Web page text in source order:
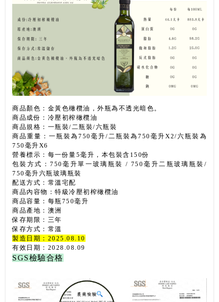
商品顏色：金黃色橄欖油，外瓶為不透光暗色。
商品成份：冷壓初榨橄欖油
商品規格：一瓶裝/二瓶裝/六瓶裝
商品重量：一瓶裝為750毫升/ 二瓶裝為750 毫升X2/六瓶裝為
750 毫升X6
營養標示：每一份量5毫升，本包裝含150份
包裝方式：750毫升單一玻璃瓶裝 / 750 毫升二瓶玻璃瓶裝 /
750 毫升六瓶玻璃瓶裝
配送方式：常溫宅配
商品內容物：特級冷壓初榨橄欖油
商品容量：每瓶750毫升
商品產地：澳洲
保存期限：三年
保存方式：常溫
製造日期：2025.08.10
有效日期：2028.08.09
SGS檢驗合格